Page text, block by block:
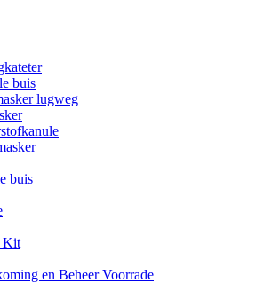
buis
lugweg
buis
Kit
en Beheer Voorrade